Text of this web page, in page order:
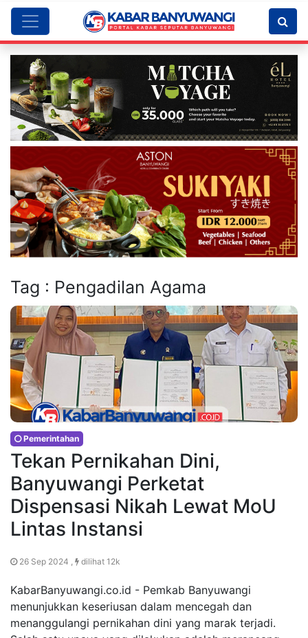
Tag : Pengadilan Agama
Pemerintahan
Tekan Pernikahan Dini,
Banyuwangi Perketat
Dispensasi Nikah Lewat MoU
Lintas Instansi
26 Sep 2024 , dilihat 12k
KabarBanyuwangi.co.id - Pemkab Banyuwangi
menunjukkan keseriusan dalam mencegah dan
menanggulangi pernikahan dini yang marak terjadi.